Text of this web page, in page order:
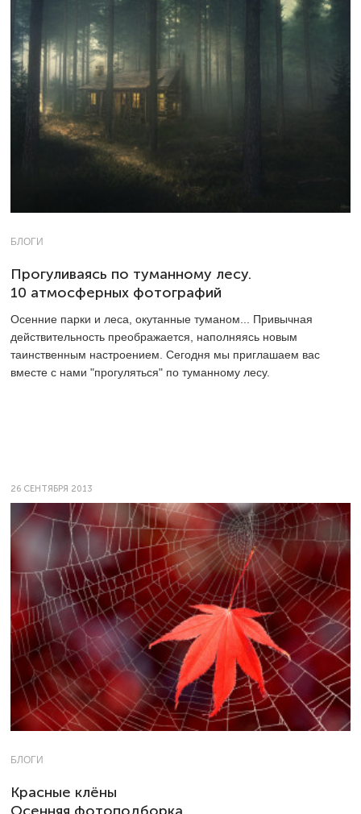
БЛОГИ
Прогуливаясь по туманному лесу.
10 атмосферных фотографий
Осенние парки и леса, окутанные туманом... Привычная
действительность преображается, наполняясь новым
таинственным настроением. Сегодня мы приглашаем вас
вместе с нами "прогуляться" по туманному лесу.
26 СЕНТЯБРЯ 2013
БЛОГИ
Красные клёны
Осенняя фотоподборка